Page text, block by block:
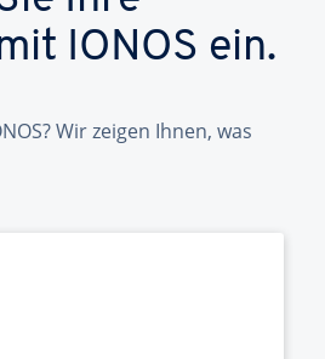
IONOS ein.
Wir zeigen Ihnen, was